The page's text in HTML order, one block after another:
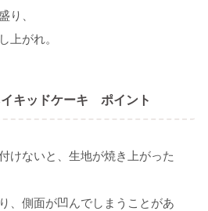
り、
上がれ。
キッドケーキ ポイント
けないと、生地が焼き上がった
、側面が凹んでしまうことがあ